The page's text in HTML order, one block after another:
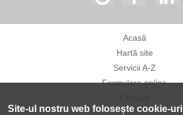
Site-ul nostru web folosește cookie-uri
Acasă
Hartă site
Servicii A-Z
Formulare online